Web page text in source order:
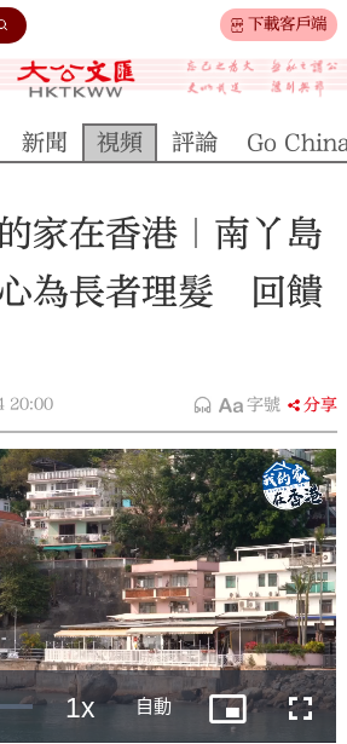
下載客戶端
大公文匯
新聞 視頻 評論 Go
家在香港｜南丫島
為長者理髮 回饋
20:00 字號 分享